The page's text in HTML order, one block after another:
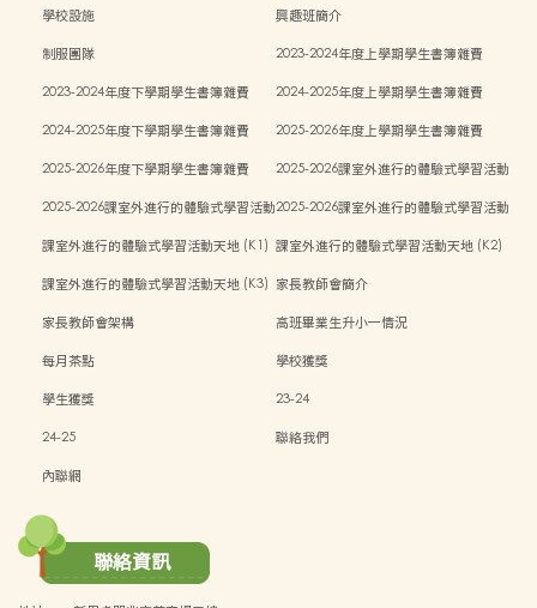
學校設施
興趣班簡介
制服團隊
2023-2024年度上學期學生書簿雜費
2023-2024年度下學期學生書簿雜費
2024-2025年度上學期學生書簿雜費
2024-2025年度下學期學生書簿雜費
2025-2026年度上學期學生書簿雜費
2025-2026年度下學期學生書簿雜費
2025-2026課室外進行的體驗式學習活動
2025-2026課室外進行的體驗式學習活動2025-2026課室外進行的體驗式學習活動
課室外進行的體驗式學習活動天地 (K1) 課室外進行的體驗式學習活動天地 (K2)
課室外進行的體驗式學習活動天地 (K3) 家長教師會簡介
家長教師會架構
高班畢業生升小一情況
每月茶點
學校獲獎
學生獲獎
23-24
24-25
聯絡我們
內聯網
聯絡資訊